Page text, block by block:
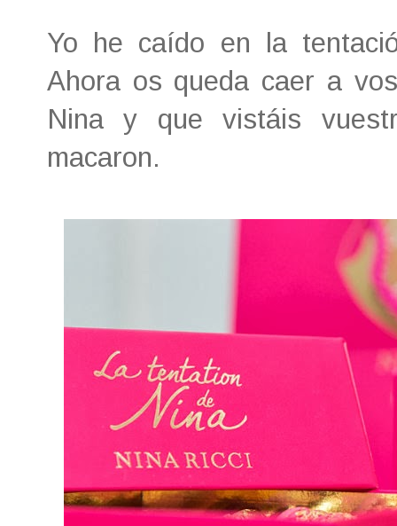
Yo he caído en la
Ahora os queda caer a
Nina y que vistáis
macaron.